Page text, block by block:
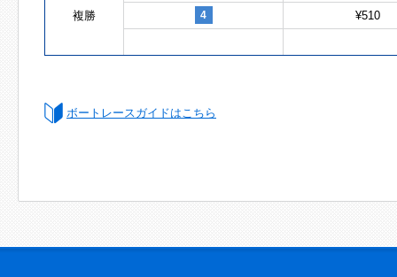
複勝 4 ¥510
ボートレースガイドはこちら